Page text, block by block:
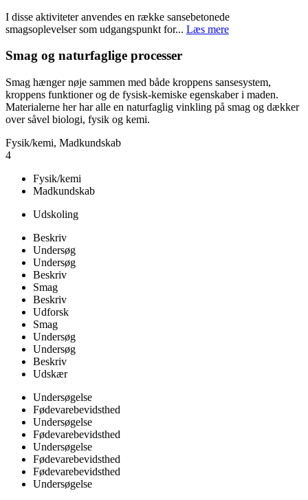
I disse aktiviteter anvendes en række sansebetonede
smagsoplevelser som udgangspunkt for... Læs mere
Smag og naturfaglige processer
Smag hænger nøje sammen med både kroppens sansesystem,
kroppens funktioner og de fysisk-kemiske egenskaber i maden.
Materialerne her har alle en naturfaglig vinkling på smag og dækker
over såvel biologi, fysik og kemi.
Fysik/kemi, Madkundskab
4
Fysik/kemi
Madkundskab
Udskoling
Beskriv
Undersøg
Undersøg
Beskriv
Smag
Beskriv
Udforsk
Smag
Undersøg
Undersøg
Beskriv
Udskær
Undersøgelse
Fødevarebevidsthed
Undersøgelse
Fødevarebevidsthed
Undersøgelse
Fødevarebevidsthed
Fødevarebevidsthed
Undersøgelse